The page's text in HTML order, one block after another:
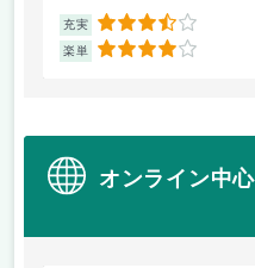
充実 3.5
楽単 4
オンライン中